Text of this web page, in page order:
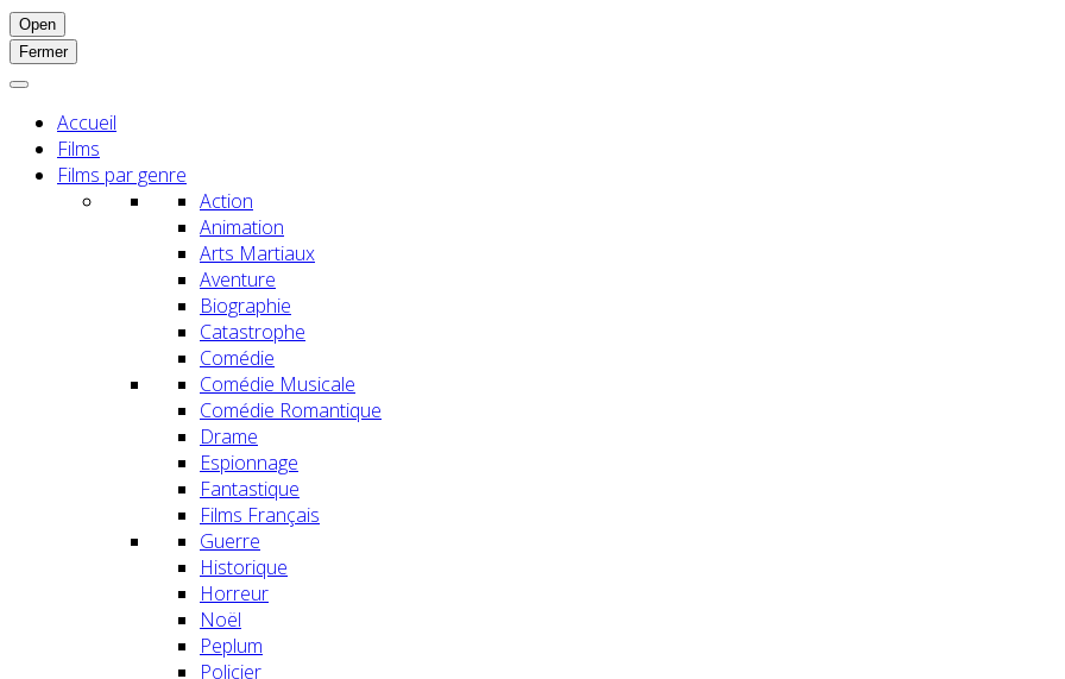
Open
Fermer
Accueil
Films
Films par genre
Action
Animation
Arts Martiaux
Aventure
Biographie
Catastrophe
Comédie
Comédie Musicale
Comédie Romantique
Drame
Espionnage
Fantastique
Films Français
Guerre
Historique
Horreur
Noël
Peplum
Policier